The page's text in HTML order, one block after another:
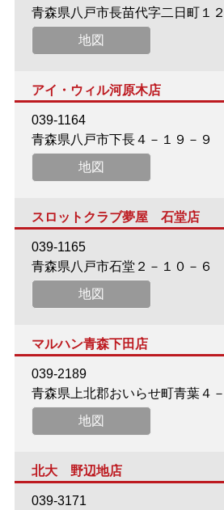
青森県八戸市長苗代字二日町１２
地図
アイ・ウィル河原木店
039-1164
青森県八戸市下長４－１９－９
地図
スロットクラブ夢屋 石堂店
039-1165
青森県八戸市石堂２－１０－６
地図
マルハン青森下田店
039-2189
青森県上北郡おいらせ町青葉４
地図
北大 野辺地店
039-3171